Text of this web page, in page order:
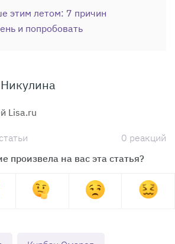
этим летом: 7 причин
и попробовать
Lisa.ru
0 реакций
произвела на вас эта статья?